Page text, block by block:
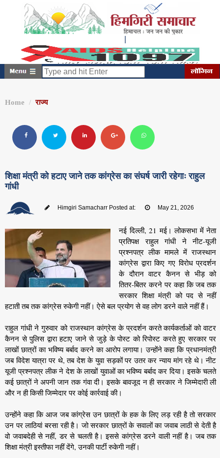
Home राज्य
शिक्षा मंत्री को हटाए जाने तक कांग्रेस का संघर्ष जारी रहेगाः राहुल
गांधी
Himgiri Samacharr Posted at: May 21, 2026
नई दिल्ली, 21 मई। लोकसभा में नेता
प्रतिपक्ष राहुल गांधी ने नीट-यूजी
प्रश्नपत्र लीक मामले में राजस्थान
कांग्रेस द्वारा किए गए विरोध प्रदर्शन
के दौरान वाटर कैनन से भीड़ को
तितर-बितर करने पर कहा कि जब तक
सरकार शिक्षा मंत्री को पद से नहीं
हटाती तब तक कांग्रेस रुकेगी नहीं। ऐसे बल प्रयोग से वह लोग डरने वाले नहीं हैं।
राहुल गांधी ने गुरुवार को राजस्थान कांग्रेस के प्रदर्शन करते कार्यकर्ताओं को वाटर
कैनन से पुलिस द्वारा हटाए जाने से जुड़े के पोस्ट को रिपोस्ट करते हुए सरकार पर
लाखों छात्रों का भविष्य बर्बाद करने का आरोप लगाया। उन्होंने कहा कि प्रधानमंत्री
जब विदेश यात्रा पर थे, तब देश के युवा सड़कों पर उतर कर न्याय मांग रहे थे। नीट
यूजी प्रश्नपत्र लीक ने देश के लाखों युवाओं का भविष्य बर्बाद कर दिया। इसके चलते
कई छात्रों ने अपनी जान तक गंवा दी। इसके बावजूद न ही सरकार ने जिम्मेदारी ली
और न ही किसी जिम्मेदार पर कोई कार्रवाई की।
उन्होंने कहा कि आज जब कांग्रेस उन छात्रों के हक के लिए लड़ रही है तो सरकार
उन पर लाठियां बरसा रही है। जो सरकार छात्रों के सवालों का जवाब लाठी से देती है
वो जवाबदेही से नहीं, डर से चलती है। इससे कांग्रेस डरने वाली नहीं है। जब तक
शिक्षा मंत्री इस्तीफा नहीं देंगे, उनकी पार्टी रुकेगी नहीं।